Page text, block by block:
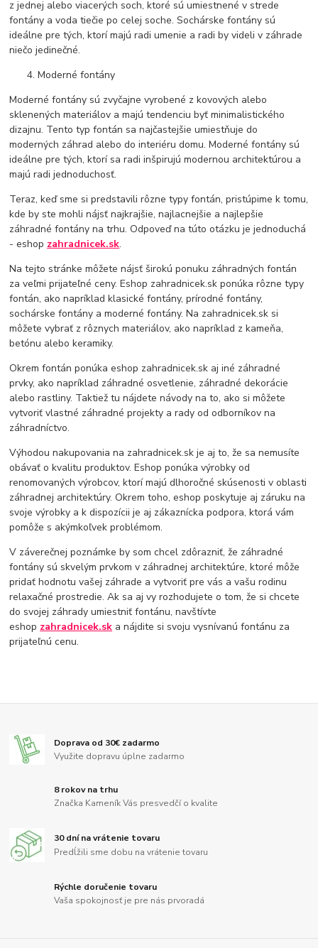
z jednej alebo viacerých soch, ktoré sú umiestnené v strede
fontány a voda tiečie po celej soche. Sochárske fontány sú
ideálne pre tých, ktorí majú radi umenie a radi by videli v záhrade
niečo jedinečné.
Moderné fontány
Moderné fontány sú zvyčajne vyrobené z kovových alebo
sklenených materiálov a majú tendenciu byť minimalistického
dizajnu. Tento typ fontán sa najčastejšie umiestňuje do
moderných záhrad alebo do interiéru domu. Moderné fontány sú
ideálne pre tých, ktorí sa radi inšpirujú modernou architektúrou a
majú radi jednoduchosť.
Teraz, keď sme si predstavili rôzne typy fontán, pristúpime k tomu,
kde by ste mohli nájsť najkrajšie, najlacnejšie a najlepšie
záhradné fontány na trhu. Odpoveď na túto otázku je jednoduchá
- eshop zahradnicek.sk.
Na tejto stránke môžete nájsť širokú ponuku záhradných fontán
za veľmi prijateľné ceny. Eshop zahradnicek.sk ponúka rôzne typy
fontán, ako napríklad klasické fontány, prírodné fontány,
sochárske fontány a moderné fontány. Na zahradnicek.sk si
môžete vybrať z rôznych materiálov, ako napríklad z kameňa,
betónu alebo keramiky.
Okrem fontán ponúka eshop zahradnicek.sk aj iné záhradné
prvky, ako napríklad záhradné osvetlenie, záhradné dekorácie
alebo rastliny. Taktiež tu nájdete návody na to, ako si môžete
vytvoriť vlastné záhradné projekty a rady od odborníkov na
záhradníctvo.
Výhodou nakupovania na zahradnicek.sk je aj to, že sa nemusíte
obávať o kvalitu produktov. Eshop ponúka výrobky od
renomovaných výrobcov, ktorí majú dlhoročné skúsenosti v oblasti
záhradnej architektúry. Okrem toho, eshop poskytuje aj záruku na
svoje výrobky a k dispozícii je aj zákaznícka podpora, ktorá vám
pomôže s akýmkoľvek problémom.
V záverečnej poznámke by som chcel zdôrazniť, že záhradné
fontány sú skvelým prvkom v záhradnej architektúre, ktoré môže
pridať hodnotu vašej záhrade a vytvoriť pre vás a vašu rodinu
relaxačné prostredie. Ak sa aj vy rozhodujete o tom, že si chcete
do svojej záhrady umiestniť fontánu, navštívte
eshop zahradnicek.sk a nájdite si svoju vysnívanú fontánu za
prijateľnú cenu.
Doprava od 30€ zadarmo
Využite dopravu úplne zadarmo
8 rokov na trhu
Značka Kameník Vás presvedčí o kvalite
30 dní na vrátenie tovaru
Predĺžili sme dobu na vrátenie tovaru
Rýchle doručenie tovaru
Vaša spokojnosť je pre nás prvoradá